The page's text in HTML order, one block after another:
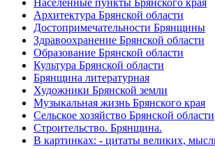
Архитектура Брянской области
Достопримечательности Брянщины
Здравоохранение Брянской области
Образование Брянской области
Культура Брянской области
Брянщина литературная
Художники Брянской земли
Музыкальная жизнь Брянского края
Сельское хозяйство Брянской области
Строительство. Брянщина.
В картинках: - цитаты великих,